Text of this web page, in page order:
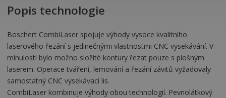
Popis technologie
Boschert CombiLaser spojuje výhody vysoce kvalitního
laserového řezání s jedinečnými vlastnostmi CNC vysekávání. V
minulosti bylo možno složité kontury řezat pouze s plošným
laserem. Operace tváření, lemování a řezání závitů vyžadovaly
samostatný CNC vysekávací lis.
CombiLaser kombinuje výhody obou technologií. Pevnolátkový